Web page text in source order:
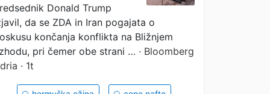
Donald Trump
da se ZDA in Iran pogajata o
končanja konflikta na Bližnjem
pri čemer obe strani … · Bloomberg
· 1t